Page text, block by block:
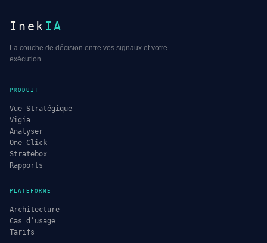
Inek IA
La couche de décision entre vos signaux et votre
exécution.
PRODUIT
Vue Stratégique
Vigia
Analyser
One-Click
Stratebox
Rapports
PLATEFORME
Architecture
Cas d’usage
Tarifs